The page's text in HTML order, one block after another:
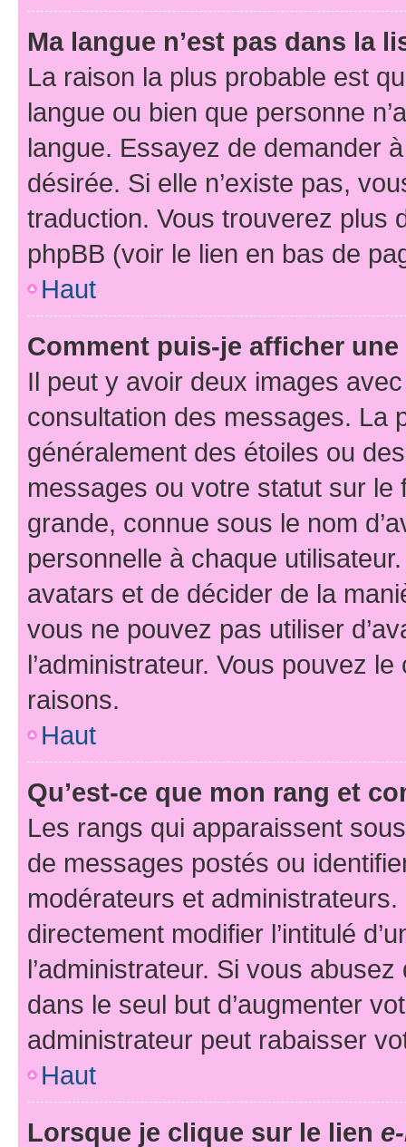
Ma langue n’est pas dans la
La raison la plus probable est
langue ou bien que personne
langue. Essayez de demander
désirée. Si elle n’existe pas,
traduction. Vous trouverez plus
phpBB (voir le lien en bas de
Haut
Comment puis-je afficher
Il peut y avoir deux images
consultation des messages. La
généralement des étoiles ou
messages ou votre statut sur
grande, connue sous le nom
personnelle à chaque utilisateur.
avatars et de décider de la
vous ne pouvez pas utiliser
l’administrateur. Vous pouvez
raisons.
Haut
Qu’est-ce que mon rang et
Les rangs qui apparaissent
de messages postés ou
modérateurs et
directement modifier l’intitulé
l’administrateur. Si vous
dans le seul but d’augmenter
administrateur peut rabaisser
Haut
Lorsque je clique sur le lien